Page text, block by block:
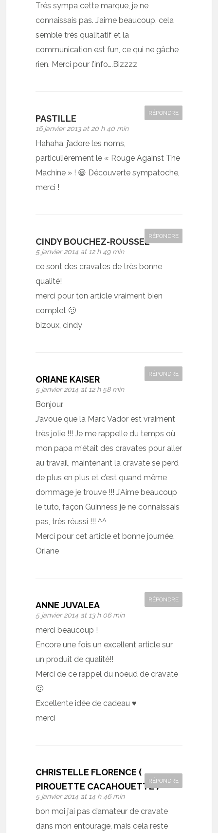
Trés sympa cette marque, je ne
connaissais pas. J’aime beaucoup, cela
semble trés qualitatif et la
communication est fun, ce qui ne gâche
rien. Merci pour l’info….Bizzzz
PASTILLE
16 janvier 2013 at 20 h 40 min
RÉPONDRE
Hahaha, j’adore les noms,
particulièrement le « Rouge Against The
Machine » ! 😀 Découverte sympatoche,
merci !
CINDY BOUCHEZ-ROUSSEL
5 janvier 2014 at 12 h 49 min
RÉPONDRE
ce sont des cravates de très bonne
qualité!
merci pour ton article vraiment bien
complet 🙂
bizoux, cindy
ORIANE KAISER
5 janvier 2014 at 12 h 58 min
RÉPONDRE
Bonjour,
J’avoue que la Marc Vador est vraiment
très jolie !!! Je me rappelle du temps où
mon papa m’était des cravates pour aller
au travail, maintenant la cravate se perd
de plus en plus et c’est quand même
dommage je trouve !!! J’Aime beaucoup
le tuto, façon Guinness je ne connaissais
pas, très réussi !!! ^^
Merci pour cet article et bonne journée,
Oriane
ANNE JUVALEA
5 janvier 2014 at 13 h 06 min
RÉPONDRE
merci beaucoup !
Encore une fois un excellent article sur
un produit de qualité!!
Merci de ce rappel du noeud de cravate
🙂
Excellente idée de cadeau ♥
merci
CHRISTELLE FLORENCE (
PIROUETTE CACAHOUETTE )
5 janvier 2014 at 14 h 46 min
RÉPONDRE
bon moi j’ai pas d’amateur de cravate
dans mon entourage, mais cela reste